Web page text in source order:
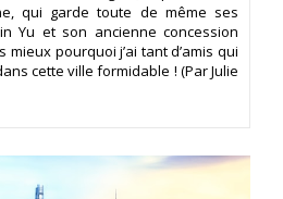
qui garde toute de même ses
Yu et son ancienne concession
mieux pourquoi j’ai tant d’amis qui
cette ville formidable ! (Par Julie